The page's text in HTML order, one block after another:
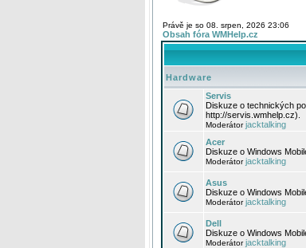
Právě je so 08. srpen, 2026 23:06
Obsah fóra WMHelp.cz
Hardware
Servis
Diskuze o technických
http://servis.wmhelp.cz).
Moderátorjacktalking
Acer
Diskuze o Windows
Moderátorjacktalking
Asus
Diskuze o Windows
Moderátorjacktalking
Dell
Diskuze o Windows
Moderátorjacktalking